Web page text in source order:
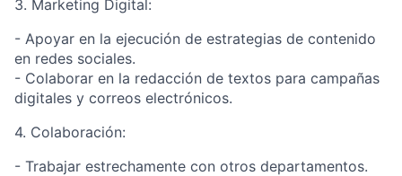
3. Marketing Digital:
- Apoyar en la ejecución de estrategias de contenido
en redes sociales.
- Colaborar en la redacción de textos para campañas
digitales y correos electrónicos.
4. Colaboración:
- Trabajar estrechamente con otros departamentos.